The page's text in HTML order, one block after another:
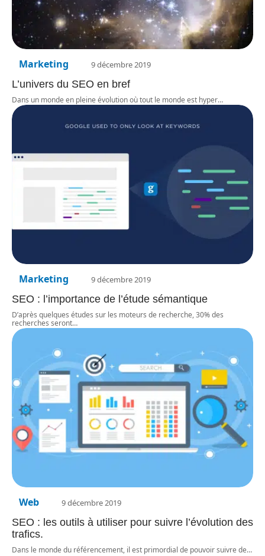
Marketing 9 décembre 2019
L’univers du SEO en bref
Dans un monde en pleine évolution où tout le monde est hyper…
Marketing 9 décembre 2019
SEO : l’importance de l’étude sémantique
D’après quelques études sur les moteurs de recherche, 30% des
recherches seront…
Web 9 décembre 2019
SEO : les outils à utiliser pour suivre l’évolution des
trafics.
Dans le monde du référencement, il est primordial de pouvoir suivre de…